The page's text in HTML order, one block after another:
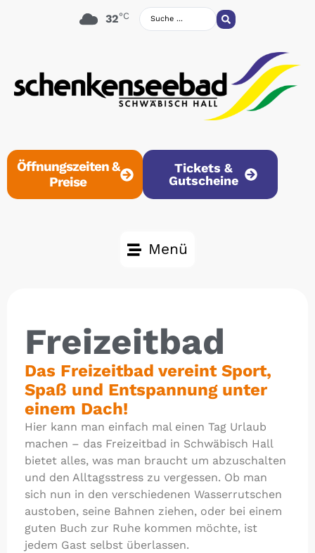
32°C
Öffnungszeiten &
Preise
Tickets &
Gutscheine
Menü
Freizeitbad
Das Freizeitbad vereint Sport,
Spaß und Entspannung unter
einem Dach!
Hier kann man einfach mal einen Tag Urlaub
machen – das Freizeitbad in Schwäbisch Hall
bietet alles, was man braucht um abzuschalten
und den Alltagsstress zu vergessen. Ob man
sich nun in den verschiedenen Wasserrutschen
austoben, seine Bahnen ziehen, oder bei einem
guten Buch zur Ruhe kommen möchte, ist
jedem Gast selbst überlassen.